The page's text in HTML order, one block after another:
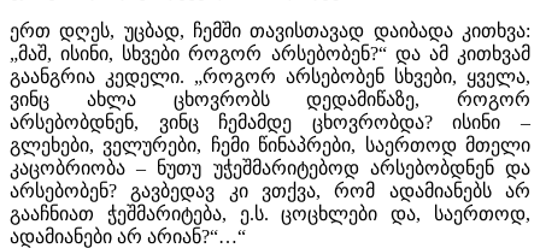
ერთ დღეს, უცბად, ჩემში თავისთავად დაიბადა კითხვა:
„მაშ, ისინი, სხვები როგორ არსებობენ?“ და ამ კითხვამ
გაანგრია კედელი. „როგორ არსებობენ სხვები, ყველა,
ვინც ახლა ცხოვრობს დედამიწაზე, როგორ
არსებობდნენ, ვინც ჩემამდე ცხოვრობდა? ისინი –
გლეხები, ველურები, ჩემი წინაპრები, საერთოდ მთელი
კაცობრიობა – ნუთუ უჭეშმარიტებოდ არსებობდნენ და
არსებობენ? გავბედავ კი ვთქვა, რომ ადამიანებს არ
გააჩნიათ ჭეშმარიტება, ე.ს. ცოცხლები და, საერთოდ,
ადამიანები არ არიან?“…“